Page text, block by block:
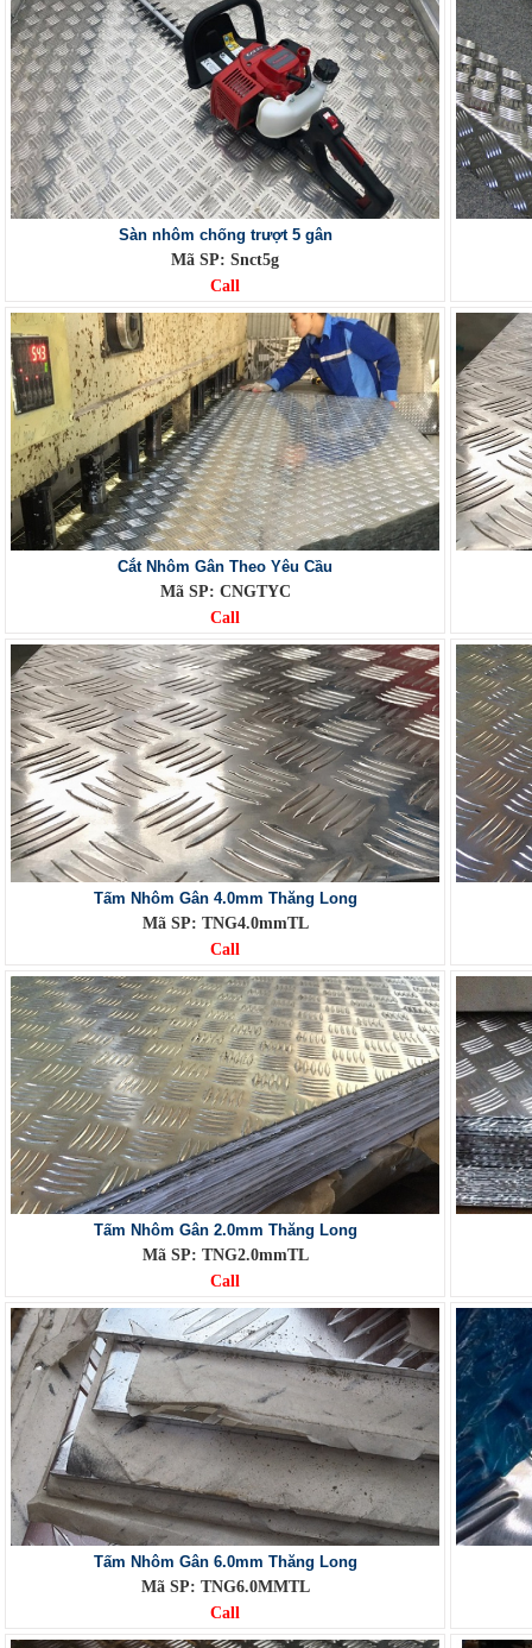
Sàn nhôm chống trượt 5 gân
Mã SP: Snct5g
Call
Cắt Nhôm Gân Theo Yêu Cầu
Mã SP: CNGTYC
Call
Tấm Nhôm Gân 4.0mm Thăng Long
Mã SP: TNG4.0mmTL
Call
Tấm Nhôm Gân 2.0mm Thăng Long
Mã SP: TNG2.0mmTL
Call
Tấm Nhôm Gân 6.0mm Thăng Long
Mã SP: TNG6.0MMTL
Call